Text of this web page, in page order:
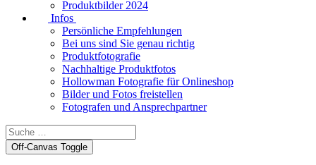
Produktbilder 2024
Infos
Persönliche Empfehlungen
Bei uns sind Sie genau richtig
Produktfotografie
Nachhaltige Produktfotos
Hollowman Fotografie für Onlineshop
Bilder und Fotos freistellen
Fotografen und Ansprechpartner
Off-Canvas Toggle